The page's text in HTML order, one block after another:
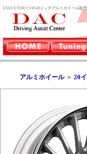
EXECUTOR CV0520インチアルミホイール販
アルミホイール＞ 20